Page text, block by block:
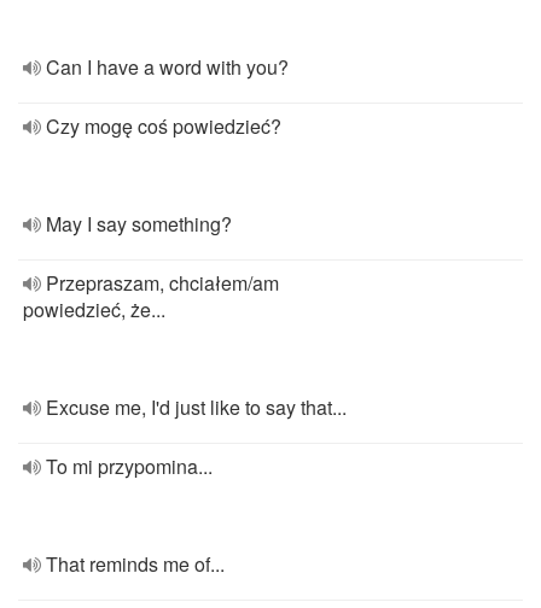
Can I have a word with you?
Czy mogę coś powiedzieć?
May I say something?
Przepraszam, chciałem/am
powiedzieć, że...
Excuse me, I'd just like to say that...
To mi przypomina...
That reminds me of...